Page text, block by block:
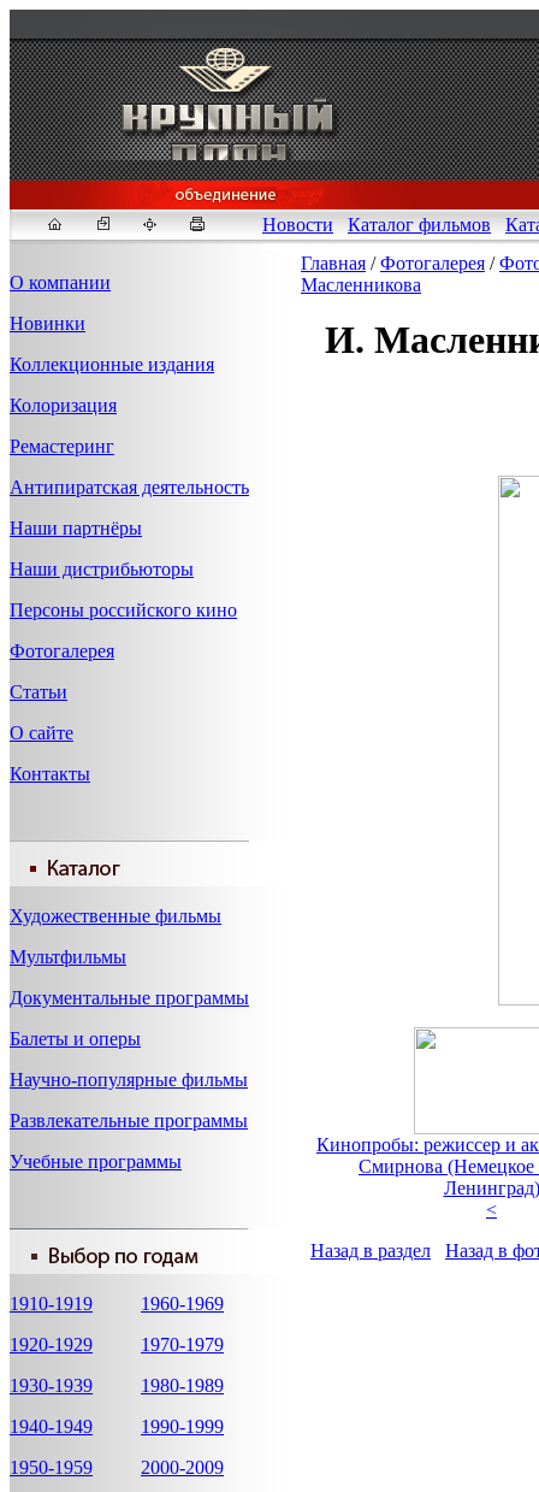
Новости Каталог фильмов
О компании
Новинки
Коллекционные издания
Колоризация
Ремастеринг
Антипиратская деятельность
Наши партнёры
Наши дистрибьюторы
Персоны российского кино
Фотогалерея
Статьи
О сайте
Контакты
Художественные фильмы
Мультфильмы
Документальные программы
Балеты и оперы
Научно-популярные фильмы
Развлекательные программы
Учебные программы
1910-1919
1960-1969
1920-1929
1970-1979
1930-1939
1980-1989
1940-1949
1990-1999
1950-1959
2000-2009
Fakeidlist -
Главная /Фотогалерея /
Масленникова
И.
Кинопробы: режиссер и
Смирнова (Немецкое
Ленинград)
<
Назад в раздел
Назад в